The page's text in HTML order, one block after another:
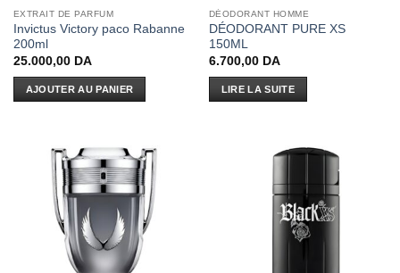
EXTRAIT DE PARFUM
Invictus Victory paco Rabanne
200ml
25.000,00 DA
AJOUTER AU PANIER
DÉODORANT HOMME
DÉODORANT PURE XS
150ML
6.700,00 DA
LIRE LA SUITE